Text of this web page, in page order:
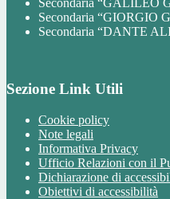
Secondaria “GIORGIO
Secondaria “DANTE
Sezione Link Utili
Cookie policy
Note legali
Informativa Privacy
Ufficio Relazioni con il
Dichiarazione di
Obiettivi di accessibilità